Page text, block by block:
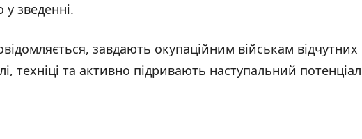
у зведенні.
завдають окупаційним військам відчутних
техніці та активно підривають наступальний потенціал